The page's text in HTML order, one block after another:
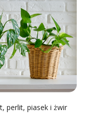
perlit, piasek i żwir